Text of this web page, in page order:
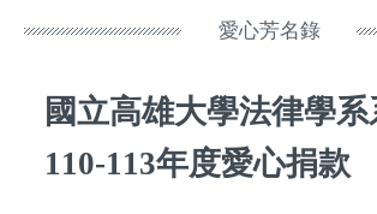
愛心芳名錄
國立高雄大學法律學
110-113年度愛心捐款